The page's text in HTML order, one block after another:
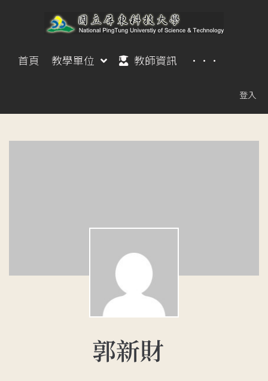
首頁 教學單位 教師資訊 ···
登入
郭新財